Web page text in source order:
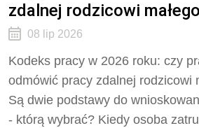
zdalnej rodzicowi
08 lip 2026
Kodeks pracy w 2026 roku: czy
odmówić pracy zdalnej rodzicowi
Są dwie podstawy do
- którą wybrać? Kiedy osoba